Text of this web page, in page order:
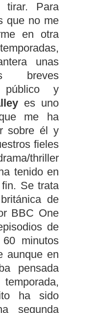
tirar. Para
que no me
en otra
unas
breves
público y
es uno
me ha
sobre él y
fieles
thriller
tenido en
Se trata
de
BBC One
de
60 minutos
aunque en
pensada
ha sido
segunda